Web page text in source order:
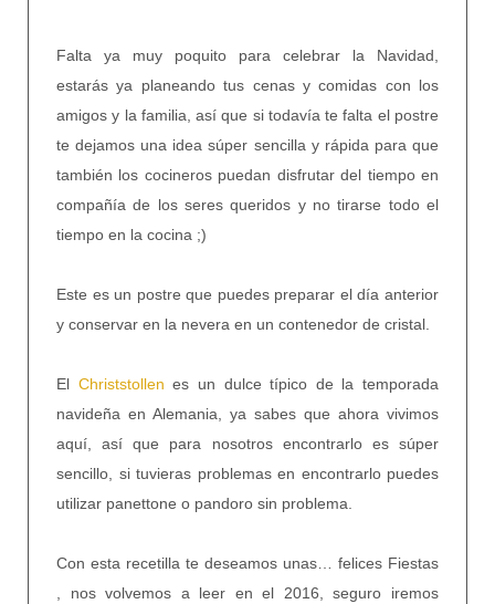
Falta ya muy poquito para celebrar la Navidad,
estarás ya planeando tus cenas y comidas con los
amigos y la familia, así que si todavía te falta el postre
te dejamos una idea súper sencilla y rápida para que
también los cocineros puedan disfrutar del tiempo en
compañía de los seres queridos y no tirarse todo el
tiempo en la cocina ;)
Este es un postre que puedes preparar el día anterior
y conservar en la nevera en un contenedor de cristal.
El Christstollen es un dulce típico de la temporada
navideña en Alemania, ya sabes que ahora vivimos
aquí, así que para nosotros encontrarlo es súper
sencillo, si tuvieras problemas en encontrarlo puedes
utilizar panettone o pandoro sin problema.
Con esta recetilla te deseamos unas… felices Fiestas
, nos volvemos a leer en el 2016, seguro iremos